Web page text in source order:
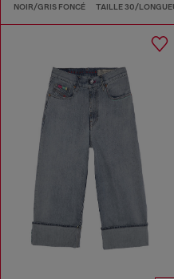
NOIR/GRIS FONCÉ TAILLE 30/